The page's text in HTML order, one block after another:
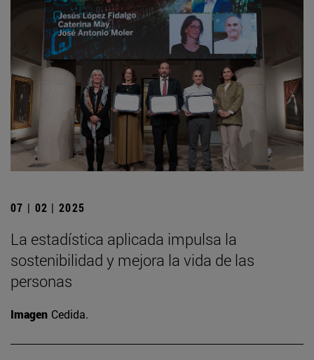
07 | 02 | 2025
La estadística aplicada impulsa la
sostenibilidad y mejora la vida de las
personas
Imagen Cedida.